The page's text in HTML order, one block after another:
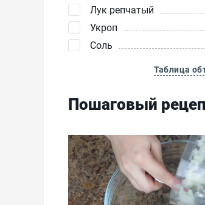
Лук репчатый
Укроп
Соль
Таблица
Пошаговый